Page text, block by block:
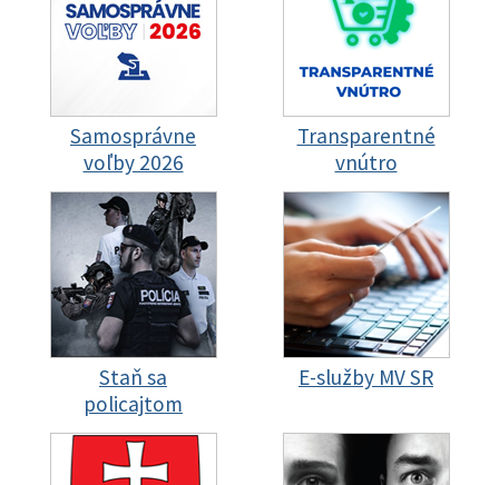
Samosprávne
voľby 2026
Transparentné
vnútro
Staň sa
policajtom
E-služby MV SR